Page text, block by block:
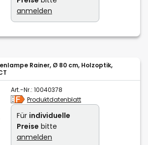
anmelden
Rainer, Ø 80 cm, Holzoptik,
Art.-Nr.: 10040378
Produktdatenblatt
Für individuelle
Preise bitte
anmelden